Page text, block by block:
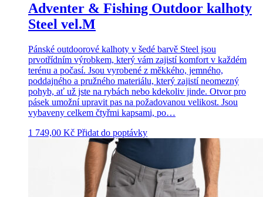
Adventer & Fishing Outdoor kalhoty
Steel vel.M
Pánské outdoorové kalhoty v šedé barvě Steel jsou
prvotřídním výrobkem, který vám zajistí komfort v každém
terénu a počasí. Jsou vyrobené z měkkého, jemného,
poddajného a pružného materiálu, který zajistí neomezný
pohyb, ať už jste na rybách nebo kdekoliv jinde. Otvor pro
pásek umožní upravit pas na požadovanou velikost. Jsou
vybaveny celkem čtyřmi kapsami, po…
1 749,00 Kč Přidat do poptávky